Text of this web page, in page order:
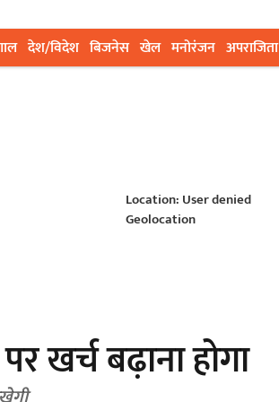
देश/विदेश बिजनेस खेल मनोरंजन अपराजिता
Location: User denied
Geolocation
खर्च बढ़ाना होगा